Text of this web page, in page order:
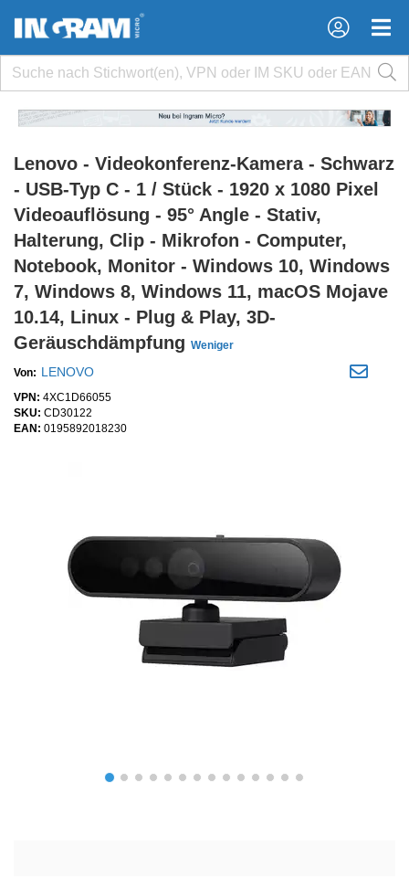
×
×
Lenovo - Videokonferenz-Kamera - Schwarz
- USB-Typ C - 1 / Stück - 1920 x 1080 Pixel
Videoauflösung - 95° Angle - Stativ,
Halterung, Clip - Mikrofon - Computer,
Notebook, Monitor - Windows 10, Windows
7, Windows 8, Windows 11, macOS Mojave
10.14, Linux - Plug & Play, 3D-
Geräuschdämpfung Weniger
Von: LENOVO
VPN: 4XC1D66055
SKU: CD30122
EAN: 0195892018230